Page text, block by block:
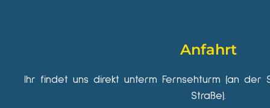
Anfahrt
Ihr findet uns direkt unterm Fernsehturm (an der
Straße).